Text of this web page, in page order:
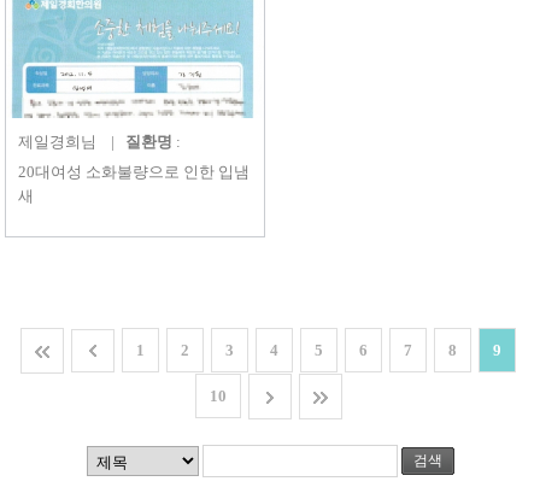
제일경희 님 | 질환명 :
20대여성 소화불량으로 인한 입냄
새
1 2 3 4 5 6 7 8 9
10
검색